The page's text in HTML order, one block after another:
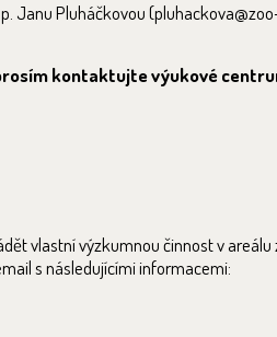
Janu Pluháčkovou
kontaktujte výukové
vlastní výzkumnou činnost v
s následujícími informacemi: